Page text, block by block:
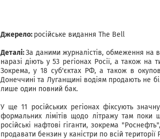
Джерело: російське видання The Bell
Деталі:За даними журналістів, обмеження на
наразі діють у 53 регіонах Росії, а також на
Зокрема, у 18 суб'єктах РФ, а також в
Донеччині та Луганщині водіям продають не
лише один повний бак.
У ще 11 російських регіонах фіксують
формальних лімітів щодо літражу там поки
російські нафтові гіганти, зокрема
продавати бензин у каністри по всій території